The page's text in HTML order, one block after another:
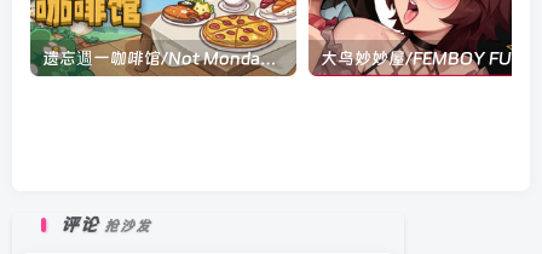
遗忘週一咖啡馆/Not Monday Cafe v1.4.3|休闲益智|容量467MB|官方中文版
评论 抢沙发